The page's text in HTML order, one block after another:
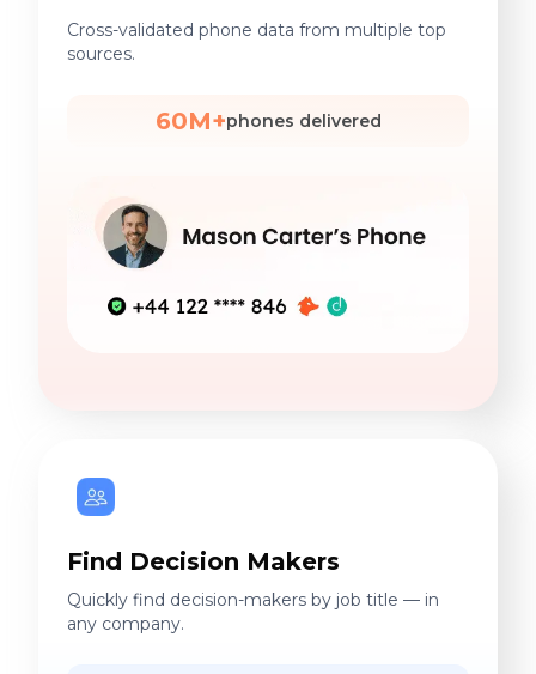
Cross-validated phone data from multiple top
sources.
60M+phones delivered
Find Decision Makers
Quickly find decision-makers by job title — in
any company.